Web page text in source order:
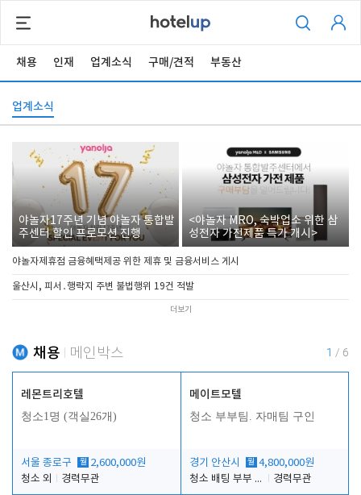
채용 인재 업계소식 구매/견적 부동산
업계소식
야놀자17주년 기념 야놀자 통합발
주센터 할인 프로모션 진행
<야놀자 MRO, 숙박업소 위한 삼
성전자 가전제품 특가 개시>
야놀자제휴점 금융혜택제공 위한 제휴 및 금융서비스 게시
울산시, 피서․행락지 주변 불법행위 19건 적발
더보기
채용 메인박스 1 / 6
레몬트리호텔
청소1명 (객실26개)
서울 종로구 월 2,600,000원
청소 외
경력무관
메이트모텔
청소 부부팀. 자매팀 구인
경기 안산시 월 4,800,000원
청소 배팅 부부 구합니다
경력무관